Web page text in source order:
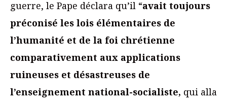
guerre, le Pape déclara qu’il “avait toujours
préconisé les lois élémentaires de
l’humanité et de la foi chrétienne
comparativement aux applications
ruineuses et désastreuses de
l’enseignement national-socialiste, qui alla